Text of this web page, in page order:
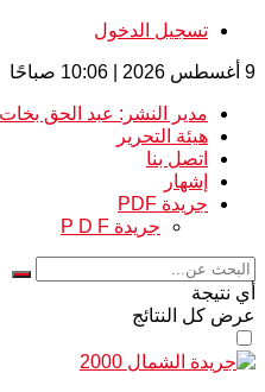
تسجيل الدخول
9 أغسطس 2026 | 10:06 صباحًا
مدير النشر: عبد الحق بخات
هيئة التحرير
اتصل بنا
إشهار
جريدة PDF
جريدة P D F
أي نتيجة
عرض كل النتائج